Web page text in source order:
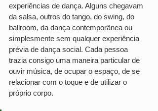
experiências de dança. Alguns chegavam
da salsa, outros do tango, do swing, do
ballroom, da dança contemporânea ou
simplesmente sem qualquer experiência
prévia de dança social. Cada pessoa
trazia consigo uma maneira particular de
ouvir música, de ocupar o espaço, de se
relacionar com o toque e de utilizar o
próprio corpo.